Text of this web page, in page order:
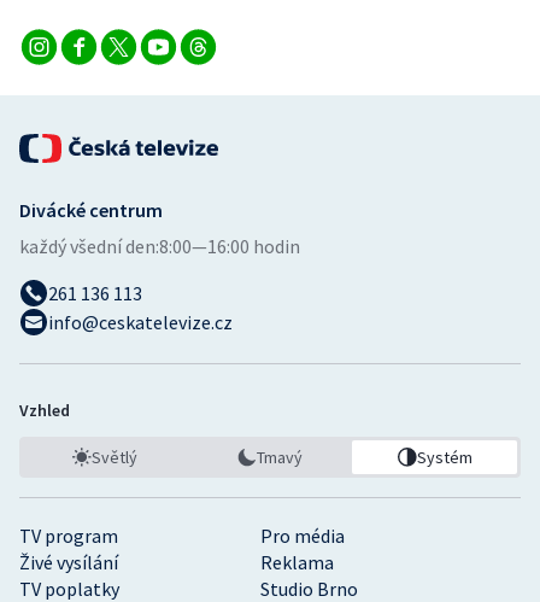
TV program
Pro média
Živé vysílání
Reklama
TV poplatky
Studio Brno
Divácké centrum
každý všední den:8:00—16:00 hodin
261 136 113
info@ceskatelevize.cz
Vzhled
Světlý Tmavý Systém